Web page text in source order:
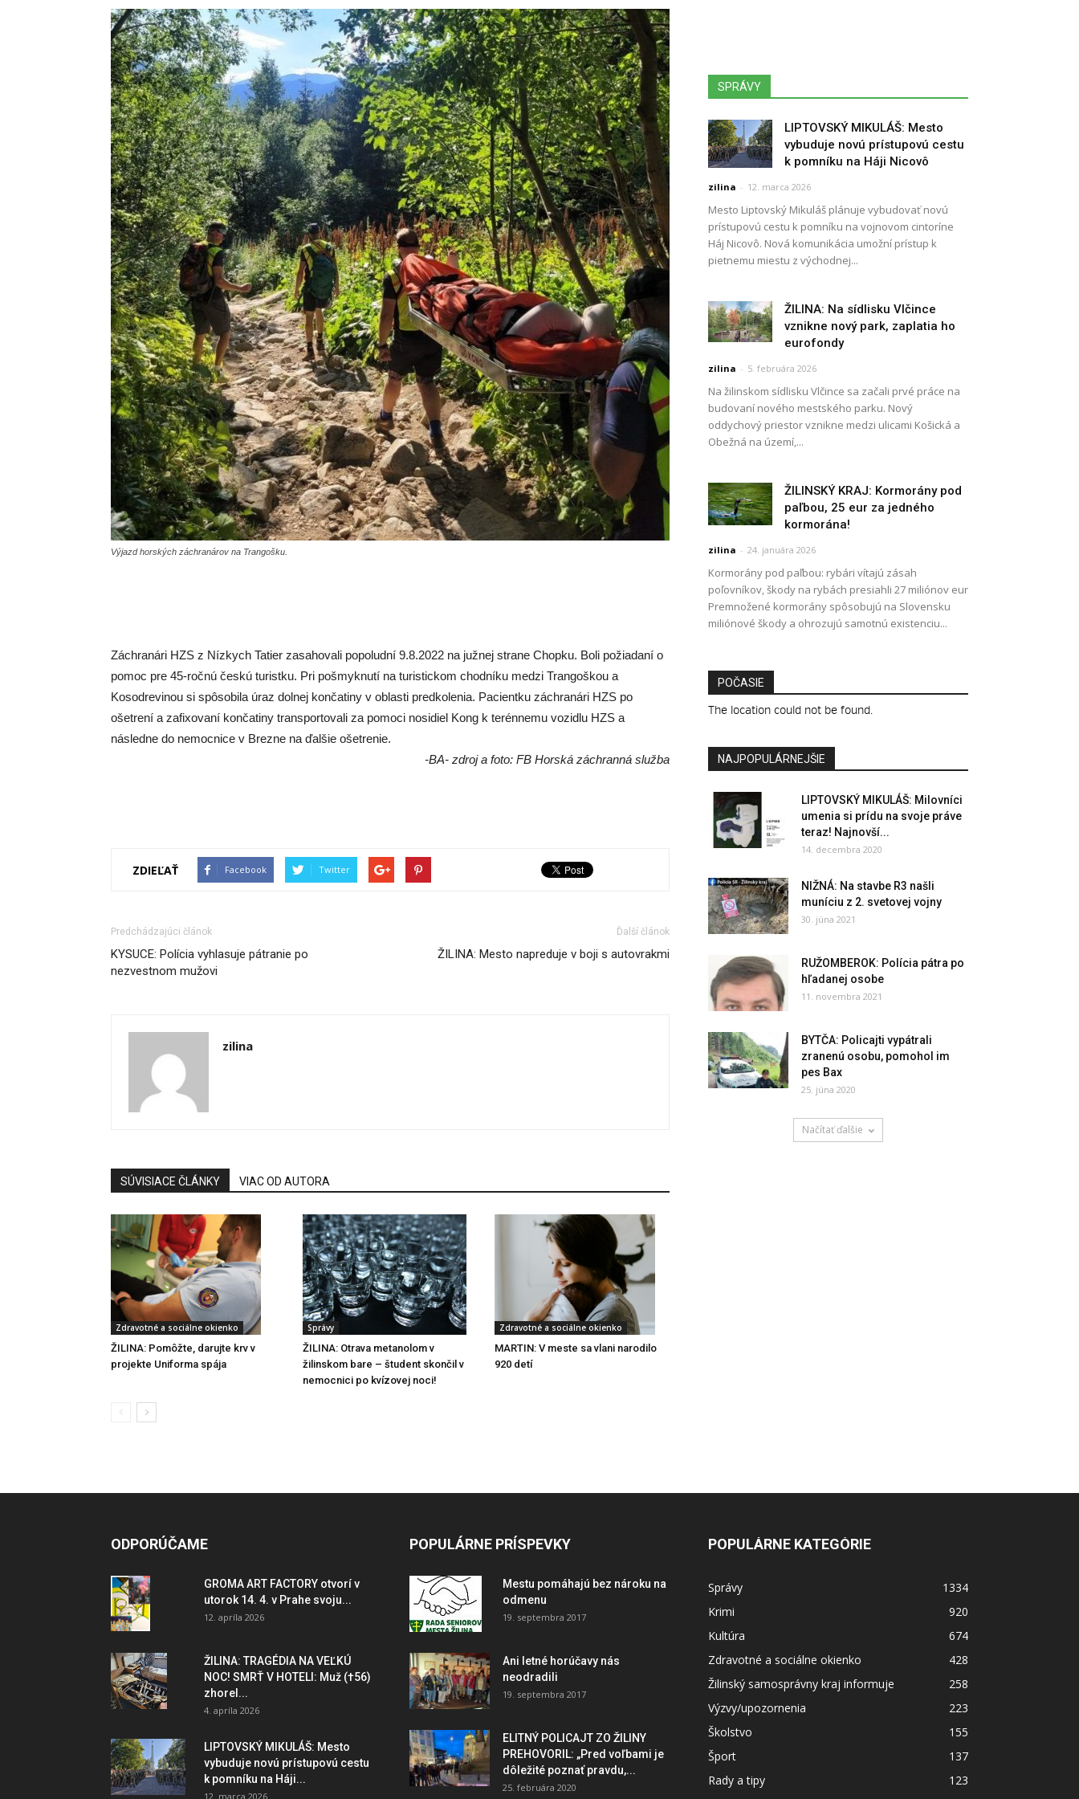
Výjazd horských záchranárov na Trangošku.
Záchranári HZS z Nízkych Tatier zasahovali popoludní 9.8.2022 na južnej strane Chopku. Boli požiadaní o
pomoc pre 45-ročnú českú turistku. Pri pošmyknutí na turistickom chodníku medzi Trangoškou a
Kosodrevinou si spôsobila úraz dolnej končatiny v oblasti predkolenia. Pacientku záchranári HZS po
ošetrení a zafixovaní končatiny transportovali za pomoci nosidiel Kong k terénnemu vozidlu HZS a
následne do nemocnice v Brezne na ďalšie ošetrenie.
-BA- zdroj a foto: FB Horská záchranná služba
ZDIEĽAŤ Facebook Twitter
Predchádzajúci článok
KYSUCE: Polícia vyhlasuje pátranie po
nezvestnom mužovi
Ďalší článok
ŽILINA: Mesto napreduje v boji s autovrakmi
zilina
SÚVISIACE ČLÁNKY VIAC OD AUTORA
Zdravotné a sociálne okienko
ŽILINA: Pomôžte, darujte krv v
projekte Uniforma spája
Správy
ŽILINA: Otrava metanolom v
žilinskom bare – študent skončil v
nemocnici po kvízovej noci!
Zdravotné a sociálne okienko
MARTIN: V meste sa vlani narodilo
920 detí
SPRÁVY
LIPTOVSKÝ MIKULÁŠ: Mesto
vybuduje novú prístupovú cestu
k pomníku na Háji Nicovô
zilina - 12. marca 2026
Mesto Liptovský Mikuláš plánuje vybudovať novú
prístupovú cestu k pomníku na vojnovom cintoríne
Háj Nicovô. Nová komunikácia umožní prístup k
pietnemu miestu z východnej...
ŽILINA: Na sídlisku Vlčince
vznikne nový park, zaplatia ho
eurofondy
zilina - 5. februára 2026
Na žilinskom sídlisku Vlčince sa začali prvé práce na
budovaní nového mestského parku. Nový
oddychový priestor vznikne medzi ulicami Košická a
Obežná na území,...
ŽILINSKÝ KRAJ: Kormorány pod
paľbou, 25 eur za jedného
kormorána!
zilina - 24. januára 2026
Kormorány pod paľbou: rybári vítajú zásah
poľovníkov, škody na rybách presiahli 27 miliónov eur
Premnožené kormorány spôsobujú na Slovensku
miliónové škody a ohrozujú samotnú existenciu...
POČASIE
The location could not be found.
NAJPOPULÁRNEJŠIE
LIPTOVSKÝ MIKULÁŠ: Milovníci
umenia si prídu na svoje práve
teraz! Najnovší...
14. decembra 2020
NIŽNÁ: Na stavbe R3 našli
muníciu z 2. svetovej vojny
30. júna 2021
RUŽOMBEROK: Polícia pátra po
hľadanej osobe
11. novembra 2021
BYTČA: Policajti vypátrali
zranenú osobu, pomohol im
pes Bax
25. júna 2020
Načítať ďalšie
ODPORÚČAME
GROMA ART FACTORY otvorí v
utorok 14. 4. v Prahe svoju...
12. apríla 2026
ŽILINA: TRAGÉDIA NA VEĽKÚ
NOC! SMRŤ V HOTELI: Muž (†56)
zhorel...
4. apríla 2026
LIPTOVSKÝ MIKULÁŠ: Mesto
vybuduje novú prístupovú cestu
k pomníku na Háji...
12. marca 2026
POPULÁRNE PRÍSPEVKY
Mestu pomáhajú bez nároku na
odmenu
19. septembra 2017
Ani letné horúčavy nás
neodradili
19. septembra 2017
ELITNÝ POLICAJT ZO ŽILINY
PREHOVORIL: „Pred voľbami je
dôležité poznať pravdu,...
25. februára 2020
POPULÁRNE KATEGÓRIE
Správy
1334
Krimi
920
Kultúra
674
Zdravotné a sociálne okienko
428
Žilinský samosprávny kraj informuje
258
Výzvy/upozornenia
223
Školstvo
155
Šport
137
Rady a tipy
123